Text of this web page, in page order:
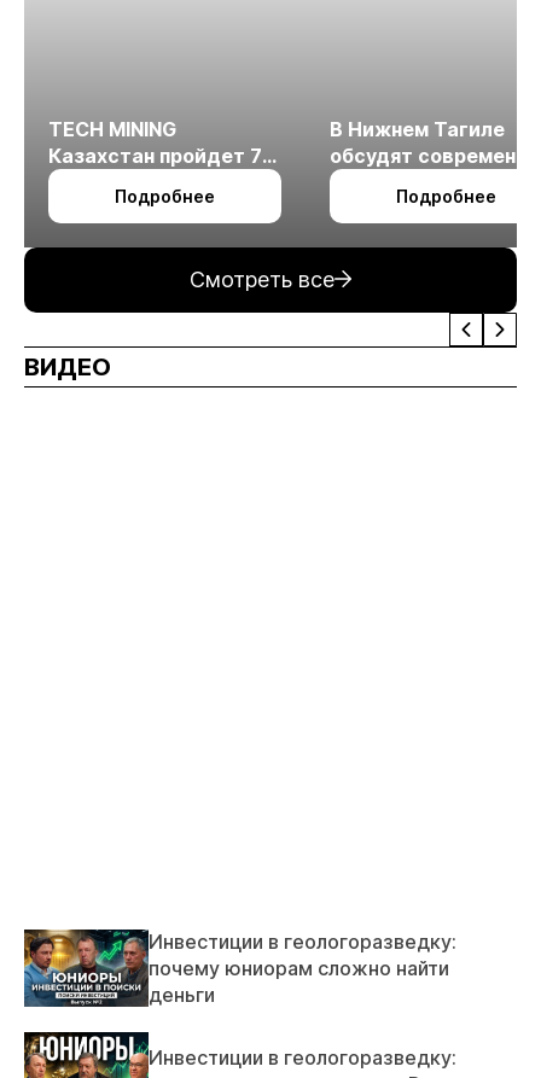
TECH MINING
Казахстан пройдет 7
октября в Алматы
Подробнее
В Нижнем Тагиле
обсудят
технологии
измельчения
Подробнее
Смотреть все
ВИДЕО
Инвестиции в геологоразведку:
почему юниорам сложно найти
деньги
Инвестиции в геологоразведку: